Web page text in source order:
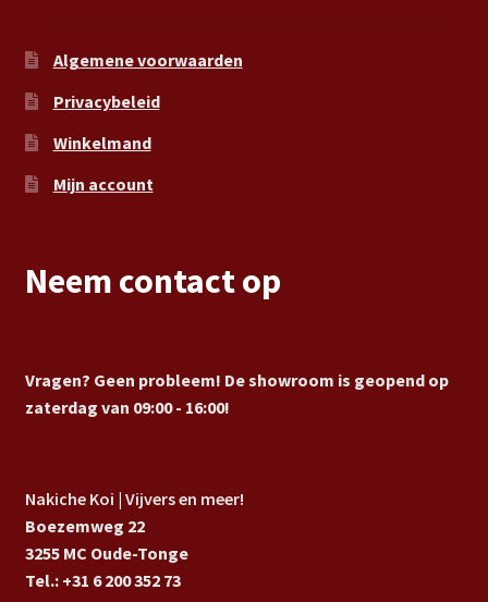
Algemene voorwaarden
Privacybeleid
Winkelmand
Mijn account
Neem contact op
Vragen? Geen probleem! De showroom is geopend op
zaterdag van 09:00 - 16:00!
Nakiche Koi | Vijvers en meer!
Boezemweg 22
3255 MC Oude-Tonge
Tel.: +31 6 200 352 73